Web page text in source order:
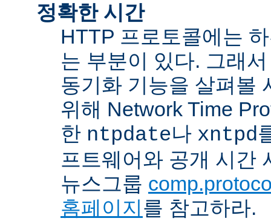
정확한 시간
HTTP 프로토콜에는
는 부분이 있다. 그래
동기화 기능을 살펴볼
위해 Network Time
한 ntpdate나 xntpd
프트웨어와 공개 시간
뉴스그룹
홈페이지를 참고하라.